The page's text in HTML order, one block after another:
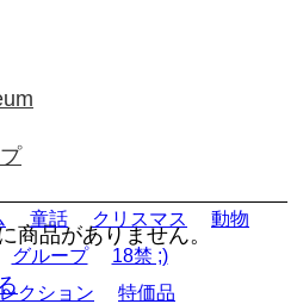
商品がありません。
童話 クリスマス
動物
グループ
18禁 ;)
クション
特価品